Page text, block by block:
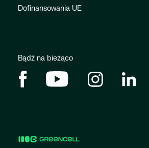
Dofinansowania UE
Bądź na bieżąco